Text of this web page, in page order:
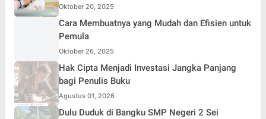
Oktober 20, 2025
Cara Membuatnya yang Mudah dan Efisien untuk
Pemula
Oktober 26, 2025
Hak Cipta Menjadi Investasi Jangka Panjang
bagi Penulis Buku
Agustus 01, 2026
Dulu Duduk di Bangku SMP Negeri 2 Sei